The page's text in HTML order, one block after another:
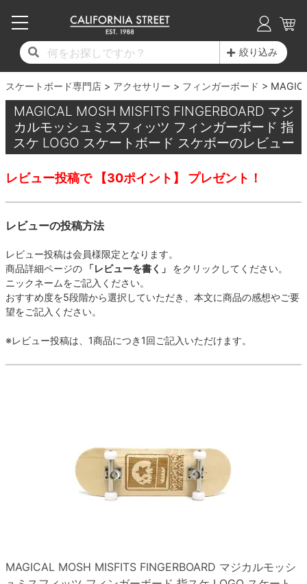
絞り込み
スケートボード専門店 アクセサリー フィンガーボード
MAGICAL MOSH MISFITS FINGERBOARD マジ
カルモッシュミスフィッツ フィンガーボード 指
スケ LOGO スケートボード スケボーのレビュー
レビュー投稿で 【30ポイント】 プレゼント！
レビューの投稿方法
レビュー投稿は会員様限定となります。
商品詳細ページの 「レビューを書く」 をクリックしてください。
ニックネームをご記入ください。
おすすめ度を5段階から選択していただき、本文に商品の感想やご要
望をご記入ください。
※レビュー投稿は、1商品につき1回ご記入いただけます。
MAGICAL MOSH MISFITS FINGERBOARD マジカルモッシ
17時までのご注文は当日発送！
11,000円以上で送料無料！
毎月1日はポイント5倍！10日と20日は3倍！
コンプリートセット（完成品）
デッキ
17時までのご注文は当日発送！
11,000円以上で送料無料！
毎月1日はポイント5倍！10日と20日は3倍！
デッキ新着一覧
デッキブランド一覧（全てのデッキ）
子供用デッキ
7.0inch以下
7.2inch
7.3inch
7.6inch
7.7inch
7.8inch
8.0inch
8.6inch
17時までのご注文は当日発送！
11,000円以上で送料無料！
毎月1日はポイント5倍！10日と20日は3倍！
トラック新着一覧
トラックブランド一覧（全てのトラック）
7.0inch以下
7.2inch
7.3inch
7.5inch
7.7inch
7.8inch
7.9inch
8.1inch
8.7inch
ウィール
17時までのご注文は当日発送！
11,000円以上で送料無料！
毎月1日はポイント5倍！10日と20日は3倍！
ウィール新着一覧
ウィールブランド一覧（全てのウィール）
50mm
51mm
52mm
53mm
55mm
56mm
57mm
59mm
70mm
スピットファイヤー F4（フォーミュラフォ
ボーンズ XF（エックスフォーミュラ）
ボーンズ STF（エスティーエフ）
パウエルペラルタ DF（ドラゴンフォーミュ
ラ）
ベアリング
デッキテープ
ボルト
練習用アイテム（初心者におすすめ）
17時までのご注文は当日発送！
11,000円以上で送料無料！
毎月1日はポイント5倍！10日と20日は3倍！
シューズ新着一覧
シューズブランド一覧
20cm
21cm
22cm
22.5cm
23.5cm
24cm
24.5cm
25.5cm
28.5cm
サンダル
インソール
シューレース・その他
17時までのご注文は当日発送！
11,000円以上で送料無料！
毎月1日はポイント5倍！10日と20日は3倍！
Tシャツ
ロングスリーブTシャツ
パーカー
トレーナー・セーター
パンツ
ショーツ
17時までのご注文は当日発送！
11,000円以上で送料無料！
毎月1日はポイント5倍！10日と20日は3倍！
最新ブログ一覧
カテゴリー
17時までのご注文は当日発送！
11,000円以上で送料無料！
毎月1日はポイント5倍！10日と20日は3倍！
初心者の方へ
商品情報
スタッフおすすめアイテム
ブランド紹介
INFO
17時までのご注文は当日発送！
11,000円以上で送料無料！
毎月1日はポイント5倍！10日と20日は3倍！
店舗情報
ショップライダー紹介
カリフォルニアストリートの歴史
求人情報
プライバシーポリシー